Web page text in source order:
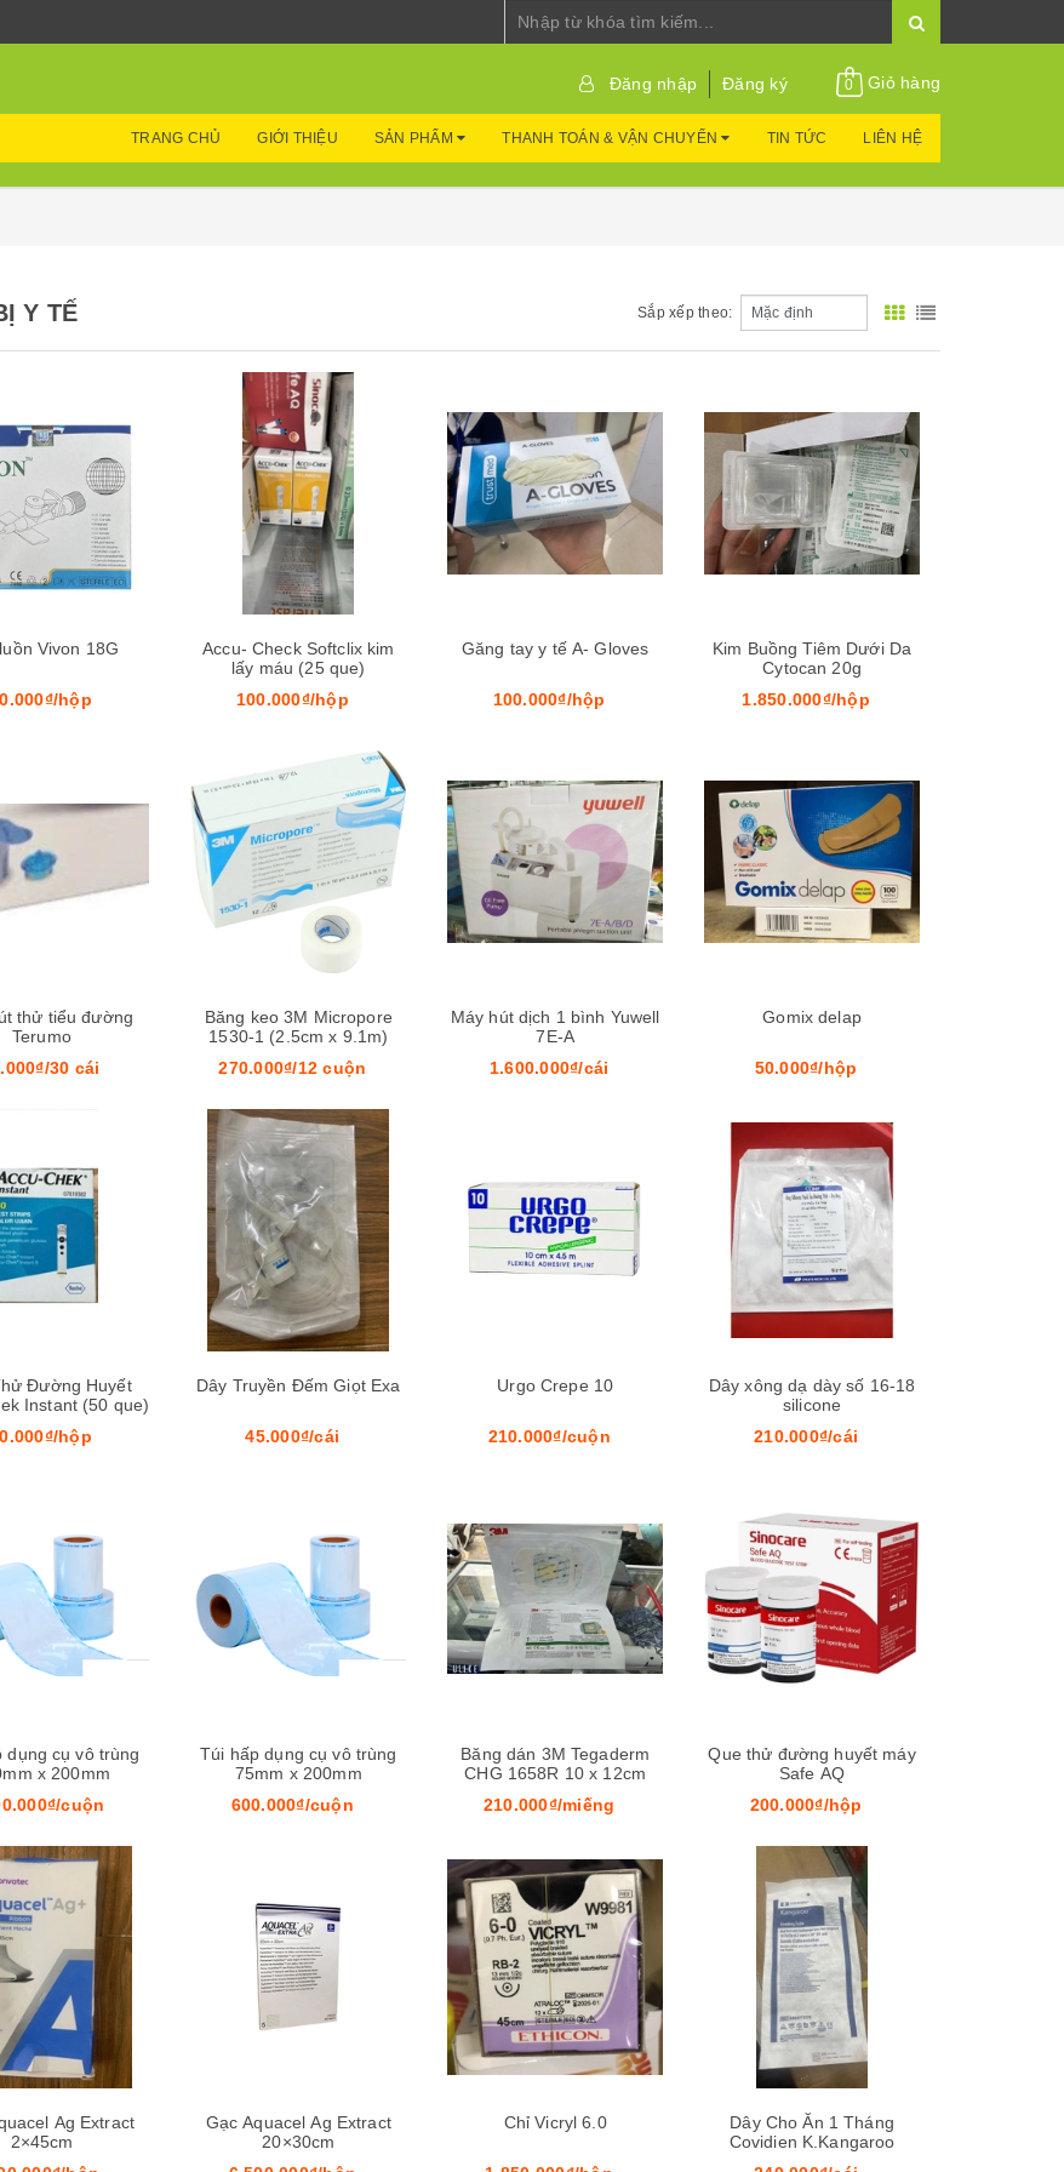
Đăng nhập Đăng ký 0 Giỏ hàng
TRANG CHỦ GIỚI THIỆU SẢN PHẨM THANH TOÁN & VẬN CHUYỂN TIN TỨC LIÊN HỆ
Y TẾ Sắp xếp theo:
Xem nhanh
Vivon 18G
hộp
Xem nhanh
Accu- Check Softclix kim
lấy máu (25 que)
100.000₫/hộp
Găng tay y tế A- Gloves
100.000₫/hộp
Mua hàng
Kim Buồng Tiêm Dưới Da
Cytocan 20g
1.850.000₫/hộp
Xem nhanh
thử tiểu đường
Terumo
30 cái
Băng keo 3M Micropore
1530-1 (2.5cm x 9.1m)
270.000₫/12 cuộn
Máy hút dịch 1 bình Yuwell
7E-A
1.600.000₫/cái
Gomix delap
50.000₫/hộp
Xem nhanh
Đường Huyết
Instant (50 que)
hộp
Dây Truyền Đếm Giọt Exa
45.000₫/cái
Urgo Crepe 10
210.000₫/cuộn
Dây xông dạ dày số 16-18
silicone
210.000₫/cái
Xem nhanh
dụng cụ vô trùng
x 200mm
cuộn
Túi hấp dụng cụ vô trùng
75mm x 200mm
600.000₫/cuộn
Băng dán 3M Tegaderm
CHG 1658R 10 x 12cm
210.000₫/miếng
Que thử đường huyết máy
Safe AQ
200.000₫/hộp
Ag Extract
2×45cm
Gạc Aquacel Ag Extract
20×30cm
Chỉ Vicryl 6.0
Dây Cho Ăn 1 Tháng
Covidien K.Kangaroo